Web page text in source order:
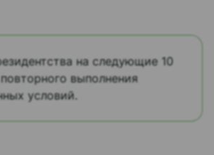
на следующие 10
выполнения
условий.